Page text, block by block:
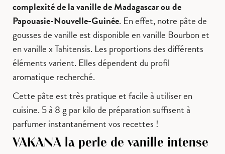
complexité de la vanille de Madagascar ou de
Papouasie-Nouvelle-Guinée. En effet, notre pâte de
gousses de vanille est disponible en vanille Bourbon et
en vanille x Tahitensis. Les proportions des différents
éléments varient. Elles dépendent du profil
aromatique recherché.
Cette pâte est très pratique et facile à utiliser en
cuisine. 5 à 8 g par kilo de préparation suffisent à
parfumer instantanément vos recettes !
VAKANA la perle de vanille intense